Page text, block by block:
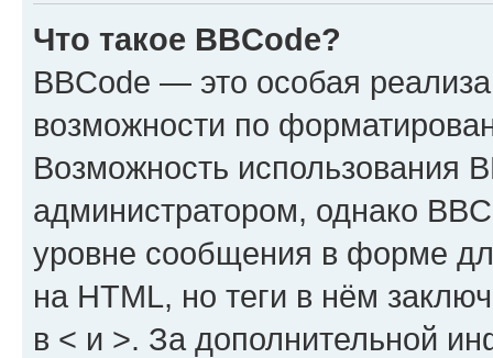
Что такое BBCode?
BBCode — это особая
возможности по
Возможность использования
администратором, однако
уровне сообщения в форме
на HTML, но теги в нём
в < и >. За дополнительной